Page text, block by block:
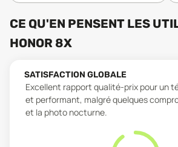
CE QU'EN PENSENT LES
HONOR 8X
SATISFACTION GLOBALE
Excellent rapport qualité-prix pour un
et performant, malgré quelques
et la photo nocturne.